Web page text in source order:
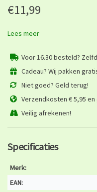
€11,99
Lees meer
Voor 16.30 besteld?
Cadeau? Wij pakken
Niet goed? Geld terug!
Verzendkosten € 5,95 en
Veilig afrekenen!
Specificaties
Merk:
EAN: